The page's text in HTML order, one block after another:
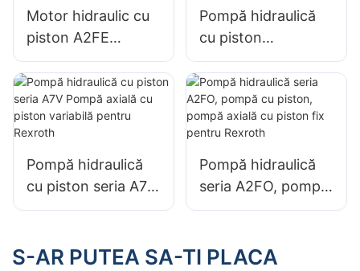
Motor hidraulic cu
piston A2FE
90/61W, motor cu
piston axial fix
pentru Bosch
Rexroth
Pompă hidraulică
cu piston
A7V170EP cu
deplasare variabilă
pentru Rexroth
Pompă hidraulică
cu piston seria A7V
Pompă axială cu
pentru Rexroth
Pompă hidraulică
seria A2FO, pompă
cu piston, pompă
pentru Rexroth
S-AR PUTEA SA-TI PLACA